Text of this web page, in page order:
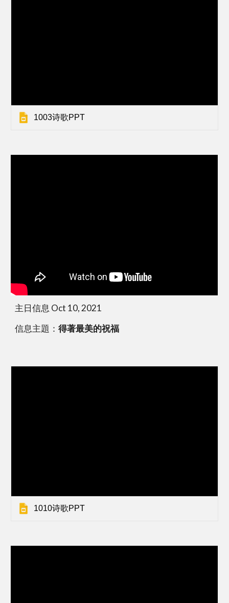
1003诗歌PPT
主日信息 Oct 10, 2021
信息主題：得著最美的祝福
1010诗歌PPT